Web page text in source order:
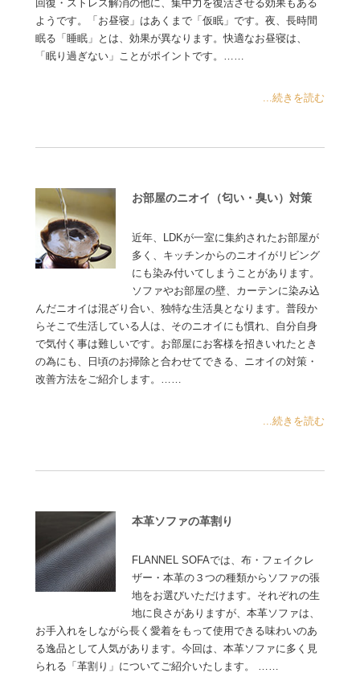
回復・ストレス解消の他に、集中力を復活させる効果もある
ようです。「お昼寝」はあくまで「仮眠」です。夜、長時間
眠る「睡眠」とは、効果が異なります。快適なお昼寝は、
「眠り過ぎない」ことがポイントです。……
...続きを読む
お部屋のニオイ（匂い・臭い）対策
近年、LDKが一室に集約されたお部屋が
多く、キッチンからのニオイがリビング
にも染み付いてしまうことがあります。
ソファやお部屋の壁、カーテンに染み込
んだニオイは混ざり合い、独特な生活臭となります。普段か
らそこで生活している人は、そのニオイにも慣れ、自分自身
で気付く事は難しいです。お部屋にお客様を招きいれたとき
の為にも、日頃のお掃除と合わせてできる、ニオイの対策・
改善方法をご紹介します。……
...続きを読む
本革ソファの革割り
FLANNEL SOFAでは、布・フェイクレ
ザー・本革の３つの種類からソファの張
地をお選びいただけます。それぞれの生
地に良さがありますが、本革ソファは、
お手入れをしながら長く愛着をもって使用できる味わいのあ
る逸品として人気があります。今回は、本革ソファに多く見
られる「革割り」についてご紹介いたします。 ……